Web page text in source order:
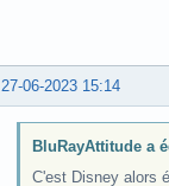
27-06-2023 15:14
BluRayAttitude a
C'est Disney alors